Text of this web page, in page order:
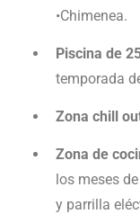
•Chimenea.
Piscina de
temporada
Zona chill
Zona de
los meses
y parrilla